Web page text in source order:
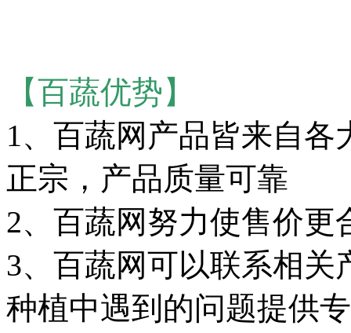
【百蔬优势】
1、百蔬网产品皆来自
正宗，产品质量可靠
2、百蔬网努力使售价更
3、百蔬网可以联系相
种植中遇到的问题提供